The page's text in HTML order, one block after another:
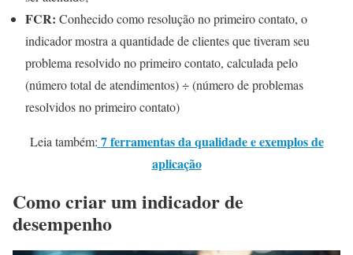
FCR: Conhecido como resolução no primeiro contato, o
indicador mostra a quantidade de clientes que tiveram seu
problema resolvido no primeiro contato, calculada pelo
(número total de atendimentos) ÷ (número de problemas
resolvidos no primeiro contato)
Leia também: 7 ferramentas da qualidade e exemplos de
aplicação
Como criar um indicador de
desempenho